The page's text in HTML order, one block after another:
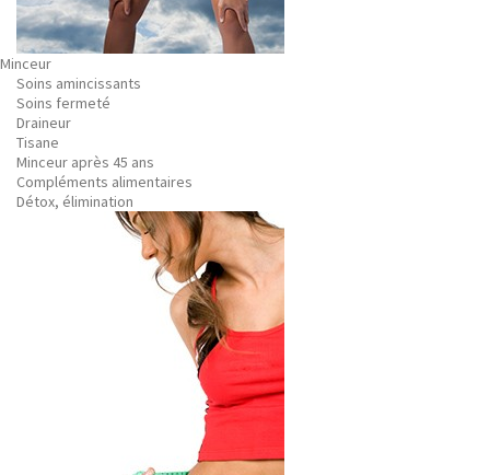
Minceur
Soins amincissants
Soins fermeté
Draineur
Tisane
Minceur après 45 ans
Compléments alimentaires
Détox, élimination